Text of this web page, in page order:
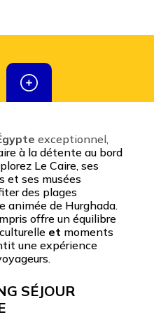
exceptionnel,
à la détente au bord
Le Caire, ses
et ses musées
des plages
animée de Hurghada.
offre un équilibre
et moments
une expérience
SÉJOUR